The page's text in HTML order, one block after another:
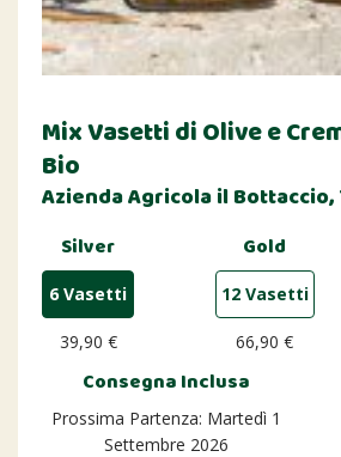
Mix Vasetti di Olive e
Bio
Azienda Agricola il Bottaccio,
Silver
6 Vasetti
39,90 €
Gold
12 Vasetti
66,90 €
Consegna Inclusa
Prossima Partenza: Martedì 1
Settembre 2026